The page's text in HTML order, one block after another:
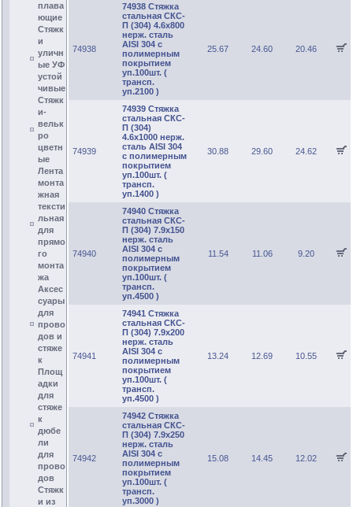
плава
ющие
Стяжк
и
уличн
ые УФ
устой
чивые
Стяжк
и-
вельк
ро
цветн
ые
Лента
монта
жная
тексти
льная
для
прямо
го
монта
жа
Аксес
суары
для
прово
дов и
стяже
к
Площ
адки
для
стяже
к
дюбе
ли
для
прово
дов
Стяжк
и из
74938
74938 Стяжка
стальная СКС-
П (304) 4.6х800
нерж. сталь
AISI 304 с
полимерным
покрытием
уп.100шт. (
трансп.
уп.2100 )
25.67 24.60 20.46
74939
74939 Стяжка
стальная СКС-
П (304)
4.6х1000 нерж.
сталь AISI 304
с полимерным
покрытием
уп.100шт. (
трансп.
уп.1400 )
30.88 29.60 24.62
74940
74940 Стяжка
стальная СКС-
П (304) 7.9х150
нерж. сталь
AISI 304 с
полимерным
покрытием
уп.100шт. (
трансп.
уп.4500 )
11.54 11.06 9.20
74941
74941 Стяжка
стальная СКС-
П (304) 7.9х200
нерж. сталь
AISI 304 с
полимерным
покрытием
уп.100шт. (
трансп.
уп.4500 )
13.24 12.69 10.55
74942
74942 Стяжка
стальная СКС-
П (304) 7.9х250
нерж. сталь
AISI 304 с
полимерным
покрытием
уп.100шт. (
трансп.
уп.3000 )
15.08 14.45 12.02